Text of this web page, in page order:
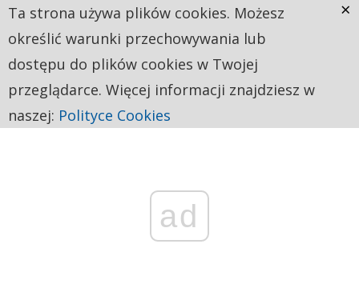
ad
Ta strona używa plików cookies. Możesz
określić warunki przechowywania lub
dostępu do plików cookies w Twojej
przeglądarce. Więcej informacji znajdziesz w
naszej: Polityce Cookies
×